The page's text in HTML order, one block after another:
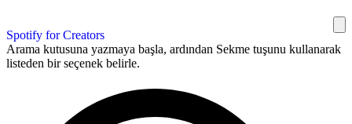
Spotify for Creators
Arama kutusuna yazmaya başla, ardından Sekme tuşunu kullanarak
listeden bir seçenek belirle.